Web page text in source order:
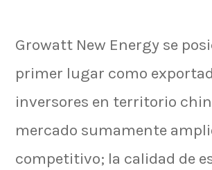
Growatt New Energy se
primer lugar como
inversores en territorio
mercado sumamente
competitivo; la calidad de